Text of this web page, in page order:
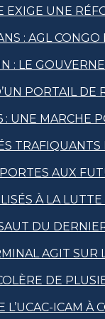
EXIGE UNE
: AGL
: LE
PORTAIL
UNE MARCHE
AUX
À LA
DU
AGIT SUR
DE
ICAM À